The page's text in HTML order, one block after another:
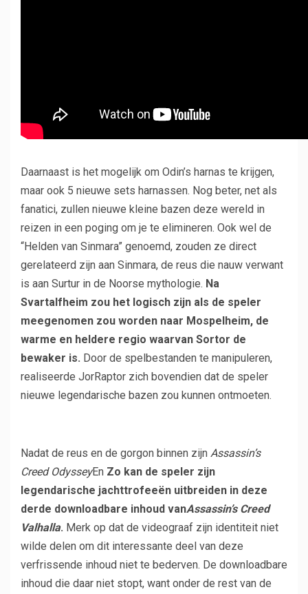
Daarnaast is het mogelijk om Odin’s harnas te krijgen,
maar ook 5 nieuwe sets harnassen. Nog beter, net als
fanatici, zullen nieuwe kleine bazen deze wereld in
reizen in een poging om je te elimineren. Ook wel de
“Helden van Sinmara” genoemd, zouden ze direct
gerelateerd zijn aan Sinmara, de reus die nauw verwant
is aan Surtur in de Noorse mythologie. Na
Svartalfheim zou het logisch zijn als de speler
meegenomen zou worden naar Mospelheim, de
warme en heldere regio waarvan Sortor de
bewaker is. Door de spelbestanden te manipuleren,
realiseerde JorRaptor zich bovendien dat de speler
nieuwe legendarische bazen zou kunnen ontmoeten.
Nadat de reus en de gorgon binnen zijn Assassin’s
Creed OdysseyEn Zo kan de speler zijn
legendarische jachttrofeeën uitbreiden in deze
derde downloadbare inhoud vanAssassin’s Creed
Valhalla. Merk op dat de videograaf zijn identiteit niet
wilde delen om dit interessante deel van deze
verfrissende inhoud niet te bederven. De downloadbare
inhoud die daar niet stopt, want onder de rest van de